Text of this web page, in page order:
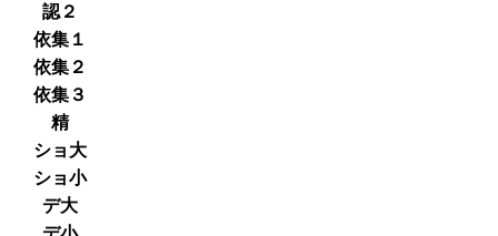
認２
依集１
依集２
依集３
精
ショ大
ショ小
デ大